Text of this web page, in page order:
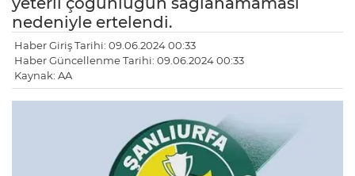
nedeniyle ertelendi.
Haber Giriş Tarihi: 09.06.2024 00:33
Haber Güncellenme Tarihi: 09.06.2024 00:33
Kaynak: AA